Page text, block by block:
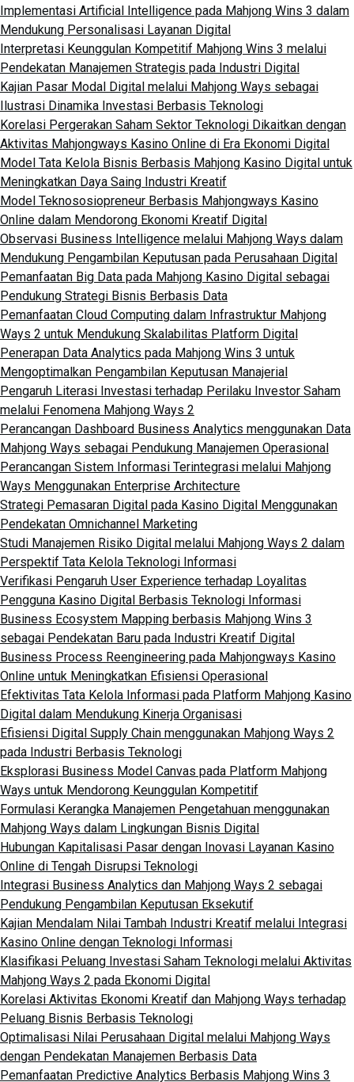
Implementasi Artificial Intelligence pada Mahjong Wins 3 dalam
Mendukung Personalisasi Layanan Digital
Interpretasi Keunggulan Kompetitif Mahjong Wins 3 melalui
Pendekatan Manajemen Strategis pada Industri Digital
Kajian Pasar Modal Digital melalui Mahjong Ways sebagai
Ilustrasi Dinamika Investasi Berbasis Teknologi
Korelasi Pergerakan Saham Sektor Teknologi Dikaitkan dengan
Aktivitas Mahjongways Kasino Online di Era Ekonomi Digital
Model Tata Kelola Bisnis Berbasis Mahjong Kasino Digital untuk
Meningkatkan Daya Saing Industri Kreatif
Model Teknososiopreneur Berbasis Mahjongways Kasino
Online dalam Mendorong Ekonomi Kreatif Digital
Observasi Business Intelligence melalui Mahjong Ways dalam
Mendukung Pengambilan Keputusan pada Perusahaan Digital
Pemanfaatan Big Data pada Mahjong Kasino Digital sebagai
Pendukung Strategi Bisnis Berbasis Data
Pemanfaatan Cloud Computing dalam Infrastruktur Mahjong
Ways 2 untuk Mendukung Skalabilitas Platform Digital
Penerapan Data Analytics pada Mahjong Wins 3 untuk
Mengoptimalkan Pengambilan Keputusan Manajerial
Pengaruh Literasi Investasi terhadap Perilaku Investor Saham
melalui Fenomena Mahjong Ways 2
Perancangan Dashboard Business Analytics menggunakan Data
Mahjong Ways sebagai Pendukung Manajemen Operasional
Perancangan Sistem Informasi Terintegrasi melalui Mahjong
Ways Menggunakan Enterprise Architecture
Strategi Pemasaran Digital pada Kasino Digital Menggunakan
Pendekatan Omnichannel Marketing
Studi Manajemen Risiko Digital melalui Mahjong Ways 2 dalam
Perspektif Tata Kelola Teknologi Informasi
Verifikasi Pengaruh User Experience terhadap Loyalitas
Pengguna Kasino Digital Berbasis Teknologi Informasi
Business Ecosystem Mapping berbasis Mahjong Wins 3
sebagai Pendekatan Baru pada Industri Kreatif Digital
Business Process Reengineering pada Mahjongways Kasino
Online untuk Meningkatkan Efisiensi Operasional
Efektivitas Tata Kelola Informasi pada Platform Mahjong Kasino
Digital dalam Mendukung Kinerja Organisasi
Efisiensi Digital Supply Chain menggunakan Mahjong Ways 2
pada Industri Berbasis Teknologi
Eksplorasi Business Model Canvas pada Platform Mahjong
Ways untuk Mendorong Keunggulan Kompetitif
Formulasi Kerangka Manajemen Pengetahuan menggunakan
Mahjong Ways dalam Lingkungan Bisnis Digital
Hubungan Kapitalisasi Pasar dengan Inovasi Layanan Kasino
Online di Tengah Disrupsi Teknologi
Integrasi Business Analytics dan Mahjong Ways 2 sebagai
Pendukung Pengambilan Keputusan Eksekutif
Kajian Mendalam Nilai Tambah Industri Kreatif melalui Integrasi
Kasino Online dengan Teknologi Informasi
Klasifikasi Peluang Investasi Saham Teknologi melalui Aktivitas
Mahjong Ways 2 pada Ekonomi Digital
Korelasi Aktivitas Ekonomi Kreatif dan Mahjong Ways terhadap
Peluang Bisnis Berbasis Teknologi
Optimalisasi Nilai Perusahaan Digital melalui Mahjong Ways
dengan Pendekatan Manajemen Berbasis Data
Pemanfaatan Predictive Analytics Berbasis Mahjong Wins 3